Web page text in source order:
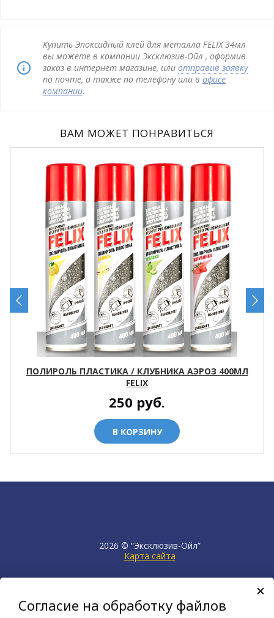
Купить Эпоксидный клей для металла FELIX 34мл
вы можете в компании Эксклюзив-Ойл , оформив
заказ в интернет магазине, или отправив заявку
по почте, а также по телефону или в офисе
компании.
ВАМ МОЖЕТ ПОНРАВИТЬСЯ
ПОЛИРОЛЬ ПЛАСТИКА / КЛУБНИКА АЭРОЗ 400МЛ
FELIX
250 руб.
В КОРЗИНУ
2026 © “Эксклюзив-Ойл”
Карта сайта
продвижение сайта НЕТКАМ
Согласие на обработку файлов